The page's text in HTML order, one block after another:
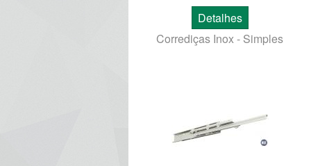
Detalhes
Corrediças Inox - Simples